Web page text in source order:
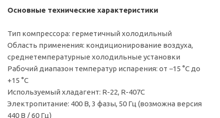
Основные технические характеристики
Тип компрессора: герметичный холодильный
Область применения: кондиционирование воздуха,
среднетемпературные холодильные установки
Рабочий диапазон температур испарения: от −15 °C до
+15 °C
Используемый хладагент: R-22, R-407C
Электропитание: 400 В, 3 фазы, 50 Гц (возможна версия
440 В / 60 Гц)